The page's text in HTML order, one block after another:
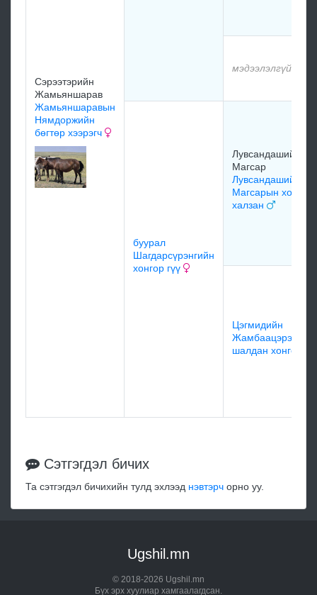
Сэрээтэрийн
Жамьяншарав
Жамьяншаравын
Нямдоржийн
бөгтөр хээрэгч
мэдээлэлгүй
буурал
Шагдарсүрэнгийн
хонгор гүү
Лувсандашийн
Магсар
Лувсандашийн
Магсарын хонгор
халзан
Цэгмидийн
шалдан хонгор
Сэтгэгдэл бичих
Та сэтгэгдэл бичихийн тулд эхлээд нэвтэрч орно уу.
Ugshil.mn
© 2018-2026 Ugshil.mn
Бүх эрх хуулиар хамгаалагдсан.